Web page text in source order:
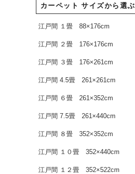
カーペット サイズから選ぶ
江戸間 １畳 88×176cm
江戸間 ２畳 176×176cm
江戸間 ３畳 176×261cm
江戸間 4.5畳 261×261cm
江戸間 ６畳 261×352cm
江戸間 7.5畳 261×440cm
江戸間 ８畳 352×352cm
江戸間 １０畳 352×440cm
江戸間 １２畳 352×522cm